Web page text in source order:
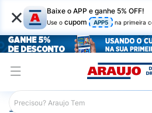
× Baixe o APP e ganhe 5% OFF!
Use o cupom APP5 na primeira
Araujo Medicamentos